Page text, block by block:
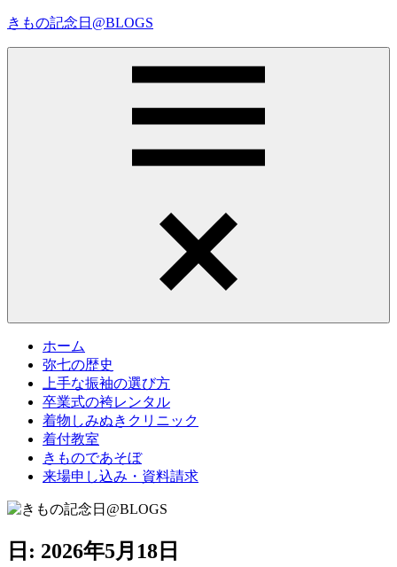
コ
きもの記念日@BLOGS
す。
ホーム
弥七の歴史
上手な振袖の選び方
卒業式の袴レンタル
着物しみぬきクリニック
着付教室
きものであそぼ
来場申し込み・資料請求
日: 2026年5月18日